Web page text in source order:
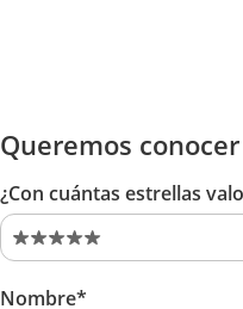
Queremos
¿Con cuántas estrellas
Nombre*